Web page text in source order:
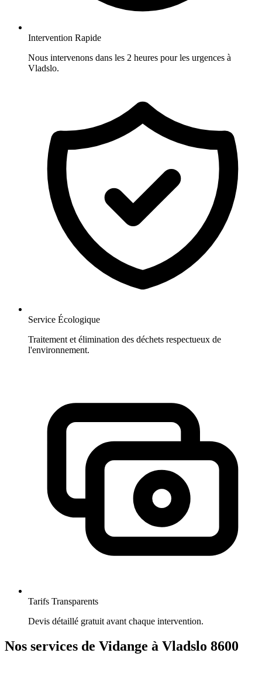
Intervention Rapide
Nous intervenons dans les 2 heures pour les urgences à
Vladslo.
Service Écologique
Traitement et élimination des déchets respectueux de
l'environnement.
Tarifs Transparents
Devis détaillé gratuit avant chaque intervention.
Nos services de Vidange à Vladslo 8600